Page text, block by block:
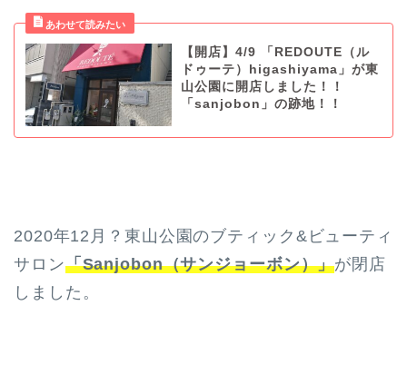
【開店】4/9 「REDOUTE（ル
ドゥーテ）higashiyama」が東
山公園に開店しました！！
「sanjobon」の跡地！！
2020年12月？東山公園のブティック&ビューティ
サロン「Sanjobon（サンジョーボン）」が閉店
しました。